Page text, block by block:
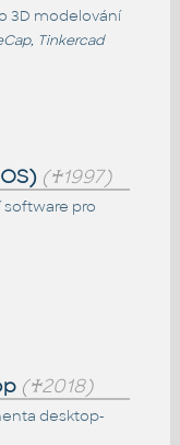
3D modelování
Tinkercad
(♰1997)
software pro
(♰2018)
desktop-